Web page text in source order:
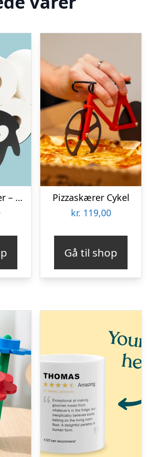
Toiletrulleholder – Liggende får
Pizzaskærer Cykel
kr. 119,00
Gå til shop